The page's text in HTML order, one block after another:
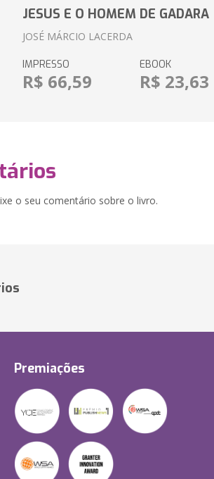
JESUS E O HOMEM DE GADARA
JOSÉ MÁRCIO LACERDA
IMPRESSO
R$ 66,59
EBOOK
R$ 23,63
o seu comentário sobre o livro.
Premiações